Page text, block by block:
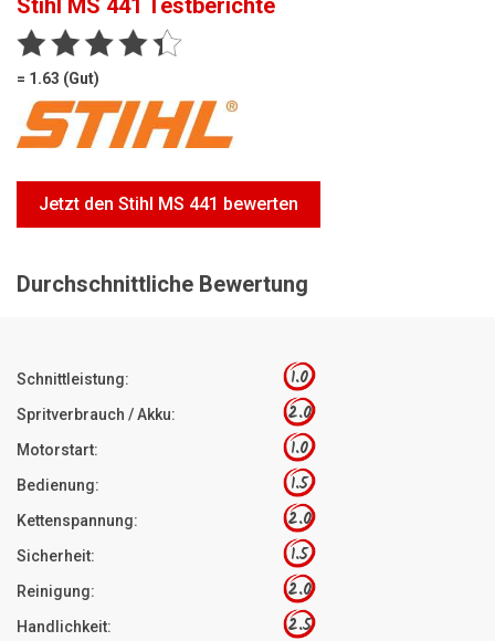
Teleskoplader
Rasentraktoren
Hoflader
Jetzt Bewerten
Stihl MS 441 Testberichte
= 1.63 (Gut)
Jetzt den Stihl MS 441 bewerten
Durchschnittliche Bewertung
Schnittleistung: 1.0
Spritverbrauch / Akku: 2.0
Motorstart: 1.0
Bedienung: 1.5
Kettenspannung: 2.0
Sicherheit: 1.5
Reinigung: 2.0
Handlichkeit: 2.5